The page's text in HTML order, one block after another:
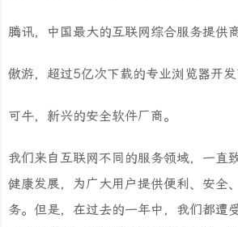
腾讯，中国最大的互联网综合服务提供商
傲游，超过5亿次下载的专业浏览器开发
可牛，新兴的安全软件厂商。
我们来自互联网不同的服务领域，一直
健康发展，为广大用户提供便利、安全
务。但是，在过去的一年中，我们都遭